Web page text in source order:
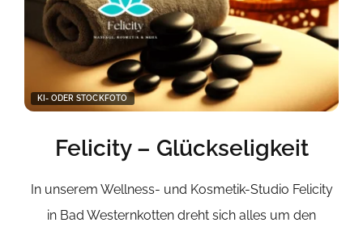
KI- ODER STOCKFOTO
Felicity – Glückseligkeit
In unserem Wellness- und Kosmetik-Studio Felicity
in Bad Westernkotten dreht sich alles um den